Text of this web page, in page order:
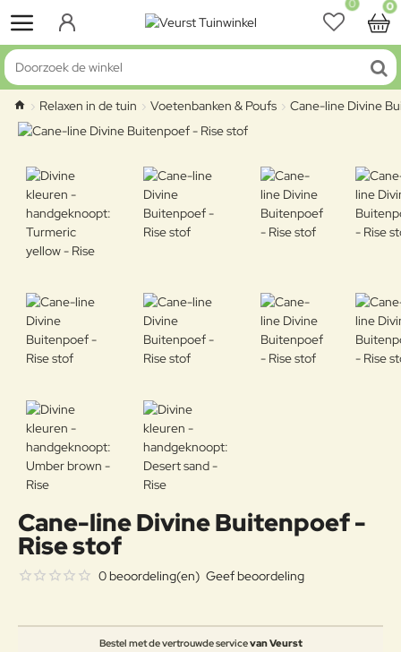
0 0
Doorzoek de winkel
home
Relaxen in de tuin Voetenbanken & Poufs Cane-line Divine
Cane-line Divine Buitenpoef -
Rise stof
Bestel met de vertrouwde servicevan Veurst
0 beoordeling(en) Geef beoordeling